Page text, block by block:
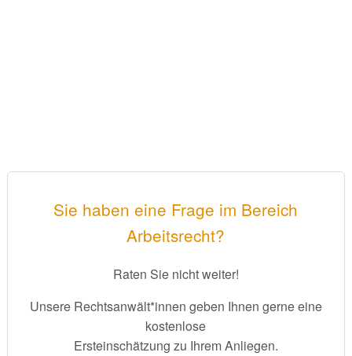
Sie haben eine Frage im Bereich
Arbeitsrecht?
Raten Sie nicht weiter!
Unsere Rechtsanwält*innen geben Ihnen gerne eine
kostenlose
Ersteinschätzung zu Ihrem Anliegen.